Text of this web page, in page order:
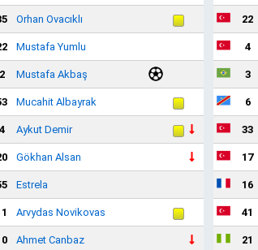
Orhan Ovacıklı
Mustafa Yumlu
2 Mustafa Akbaş
Mucahit Albayrak
4 Aykut Demir
Gökhan Alsan
Estrela
Arvydas Novikovas
Ahmet Canbaz
22
4
3
6
33
17
16
41
21